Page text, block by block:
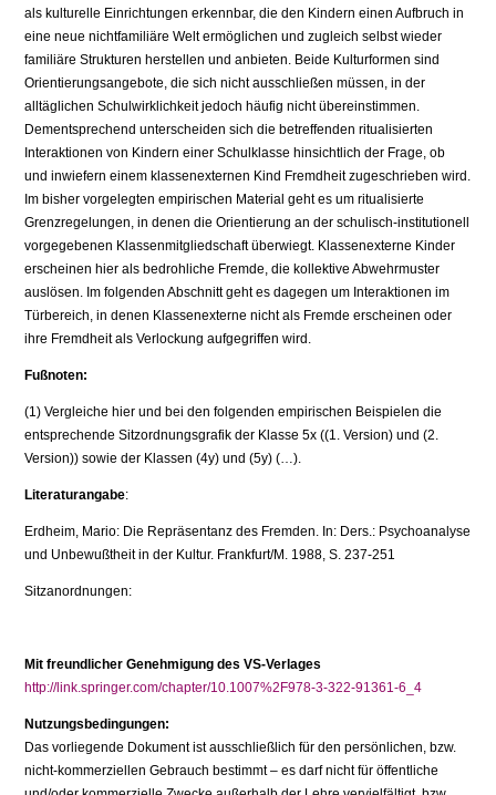
als kulturelle Einrichtungen erkennbar, die den Kindern einen Aufbruch in
eine neue nichtfamiliäre Welt ermöglichen und zugleich selbst wieder
familiäre Strukturen herstellen und anbieten. Beide Kulturformen sind
Orientierungsangebote, die sich nicht ausschließen müssen, in der
alltäglichen Schulwirklichkeit jedoch häufig nicht übereinstimmen.
Dementsprechend unterscheiden sich die betreffenden ritualisierten
Interaktionen von Kindern einer Schulklasse hinsichtlich der Frage, ob
und inwiefern einem klassenexternen Kind Fremdheit zugeschrieben wird.
Im bisher vorgelegten empirischen Material geht es um ritualisierte
Grenzregelungen, in denen die Orientierung an der schulisch-institutionell
vorgegebenen Klassenmitgliedschaft überwiegt. Klassenexterne Kinder
erscheinen hier als bedrohliche Fremde, die kollektive Abwehrmuster
auslösen. Im folgenden Abschnitt geht es dagegen um Interaktionen im
Türbereich, in denen Klassenexterne nicht als Fremde erscheinen oder
ihre Fremdheit als Verlockung aufgegriffen wird.
Fußnoten:
(1) Vergleiche hier und bei den folgenden empirischen Beispielen die
entsprechende Sitzordnungsgrafik der Klasse 5x ((1. Version) und (2.
Version)) sowie der Klassen (4y) und (5y) (…).
Literaturangabe:
Erdheim, Mario: Die Repräsentanz des Fremden. In: Ders.: Psychoanalyse
und Unbewußtheit in der Kultur. Frankfurt/M. 1988, S. 237-251
Sitzanordnungen:
Mit freundlicher Genehmigung des VS-Verlages
http://link.springer.com/chapter/10.1007%2F978-3-322-91361-6_4
Nutzungsbedingungen:
Das vorliegende Dokument ist ausschließlich für den persönlichen, bzw.
nicht-kommerziellen Gebrauch bestimmt – es darf nicht für öffentliche